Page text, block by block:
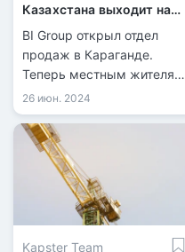
Казахстана выходит на
рынок Караганды
BI Group открыл отдел
продаж в Караганде.
Теперь местным жителям
не нужно ехать в Алматы
или Астану для покупки
жилья у этого
застройщика.
26 июн. 2024
Kapster Team